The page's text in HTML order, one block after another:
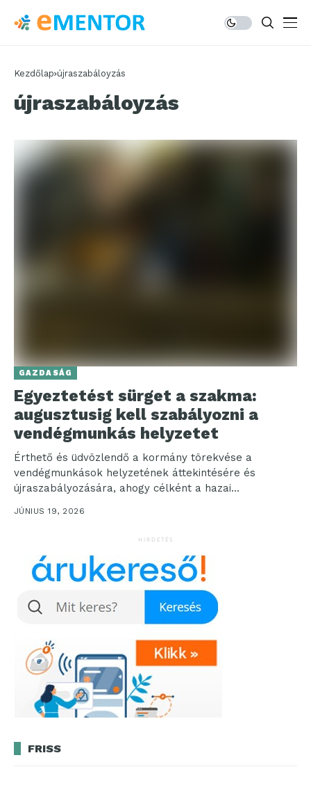
Kezdőlap újraszabáloyzás
újraszabáloyzás
GAZDASÁG
Egyeztetést sürget a szakma:
augusztusig kell szabályozni a
vendégmunkás helyzetet
Érthető és üdvözlendő a kormány törekvése a
vendégmunkások helyzetének áttekintésére és
újraszabályozására, ahogy célként a hazai
munkaerőtartalékok mobilizálása is. Az összetett
kérdés szabályozásánál...
JÚNIUS 19, 2026
HIRDETÉS
FRISS